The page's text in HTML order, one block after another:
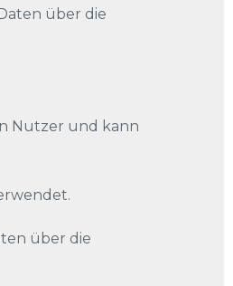
über die
Nutzer und kann
über die